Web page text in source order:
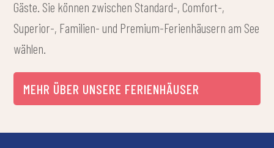
Gäste. Sie können zwischen Standard-, Comfort-,
Superior-, Familien- und Premium-Ferienhäusern am See
wählen.
MEHR ÜBER UNSERE FERIENHÄUSER